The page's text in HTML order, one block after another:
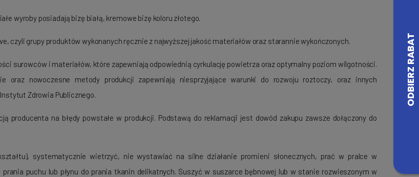
wyroby posiadają bizę białą, kremowe bizę koloru złotego.
czyli grupy produktów wykonanych ręcznie z najwyższej jakość materiałów oraz starannie wykończonych.
surowców i materiałów, które zapewniają odpowiednią cyrkulację powietrza oraz optymalny poziom wilgotności.
oraz nowoczesne metody produkcji zapewniają niesprzyjające warunki do rozwoju roztoczy, oraz innych
Zdrowia Publicznego.
producenta na błędy powstałe w produkcji. Podstawą do reklamacji jest dowód zakupu zawsze dołączony do
systematycznie wietrzyć, nie wystawiać na silne działanie promieni słonecznych, prać w pralce w
puchu lub płynu do prania tkanin delikatnych. Suszyć w suszarce bębnowej lub w stanie rozwieszonym w